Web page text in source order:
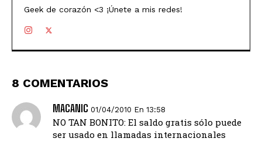
Geek de corazón <3 ¡Únete a mis redes!
8 COMENTARIOS
MACANIC 01/04/2010 En 13:58
NO TAN BONITO: El saldo gratis sólo puede
ser usado en llamadas internacionales